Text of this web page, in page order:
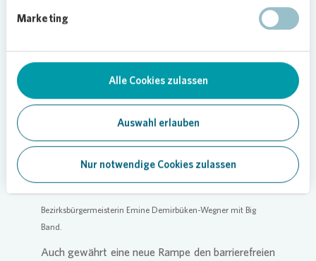
Marketing
Alle Cookies zulassen
Auswahl erlauben
Nur notwendige Cookies zulassen
Filmabende. Alle Menschen aus der Umgebung
Loading...
Bezirksbürgermeisterin Emine Demirbüken-Wegner mit Big
Band.
Auch gewährt eine neue Rampe den barrierefreien